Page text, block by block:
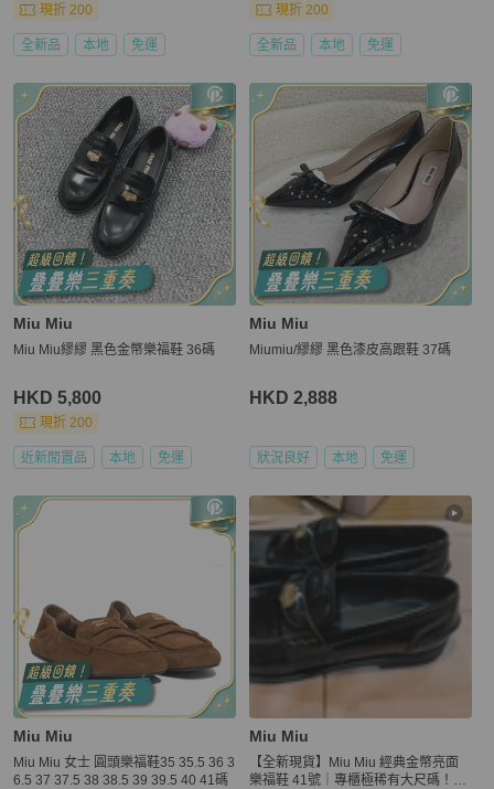
現折 200
全新品 本地 免運
現折 200
全新品 本地 免運
Miu Miu
Miu Miu繆繆 黑色金幣樂福鞋 36碼
HKD 5,800
現折 200
近新閒置品 本地 免運
Miu Miu
Miumiu/繆繆 黑色漆皮高跟鞋 37碼
HKD 2,888
狀況良好 本地 免運
Miu Miu
Miu Miu 女士 圓頭樂福鞋35 35.5 36 3
6.5 37 37.5 38 38.5 39 39.5 40 41碼
Miu Miu
【全新現貨】Miu Miu 經典金幣亮面
樂福鞋 41號｜專櫃極稀有大尺碼！附